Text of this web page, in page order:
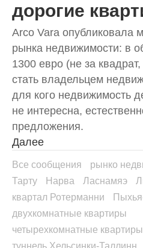
дорогие
Arco Vara опубликовала
рынка недвижимости: в
1300 евро (не за
стать владельцем
для кого недвижимость
не интересна,
предложения.
Далее
Все сообщения рынко
Тарту
Нарва Ласнамяэ
квартал Ротерманни
двухкомнатные квартиры
четырехкомнатные квартиры
туннель Хельсинки-Таллинн